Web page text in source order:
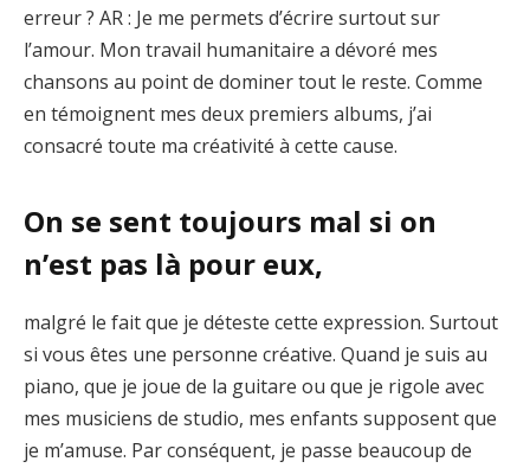
erreur ? AR : Je me permets d’écrire surtout sur
l’amour. Mon travail humanitaire a dévoré mes
chansons au point de dominer tout le reste. Comme
en témoignent mes deux premiers albums, j’ai
consacré toute ma créativité à cette cause.
On se sent toujours mal si on
n’est pas là pour eux,
malgré le fait que je déteste cette expression. Surtout
si vous êtes une personne créative. Quand je suis au
piano, que je joue de la guitare ou que je rigole avec
mes musiciens de studio, mes enfants supposent que
je m’amuse. Par conséquent, je passe beaucoup de